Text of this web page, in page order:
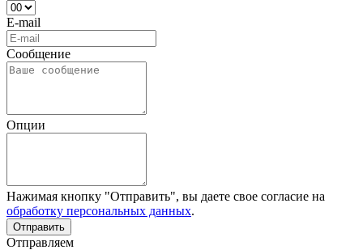
E-mail
Сообщение
Опции
Нажимая кнопку "Отправить", вы даете свое согласие на
обработку персональных данных.
Отправляем